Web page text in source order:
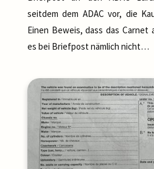
seitdem dem ADAC vor, die
Einen Beweis, dass das
es bei Briefpost nämlich nicht…